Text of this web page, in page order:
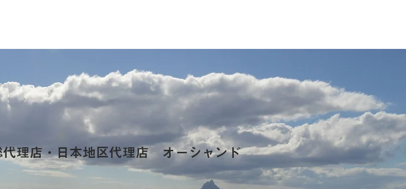
代理店・日本地区代理店 オーシャンド